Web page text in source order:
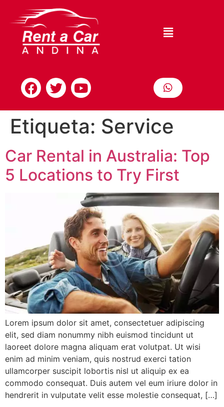
Etiqueta: Service
Car Rental in Australia: Top
5 Locations to Try First
Lorem ipsum dolor sit amet, consectetuer adipiscing
elit, sed diam nonummy nibh euismod tincidunt ut
laoreet dolore magna aliquam erat volutpat. Ut wisi
enim ad minim veniam, quis nostrud exerci tation
ullamcorper suscipit lobortis nisl ut aliquip ex ea
commodo consequat. Duis autem vel eum iriure dolor in
hendrerit in vulputate velit esse molestie consequat, […]